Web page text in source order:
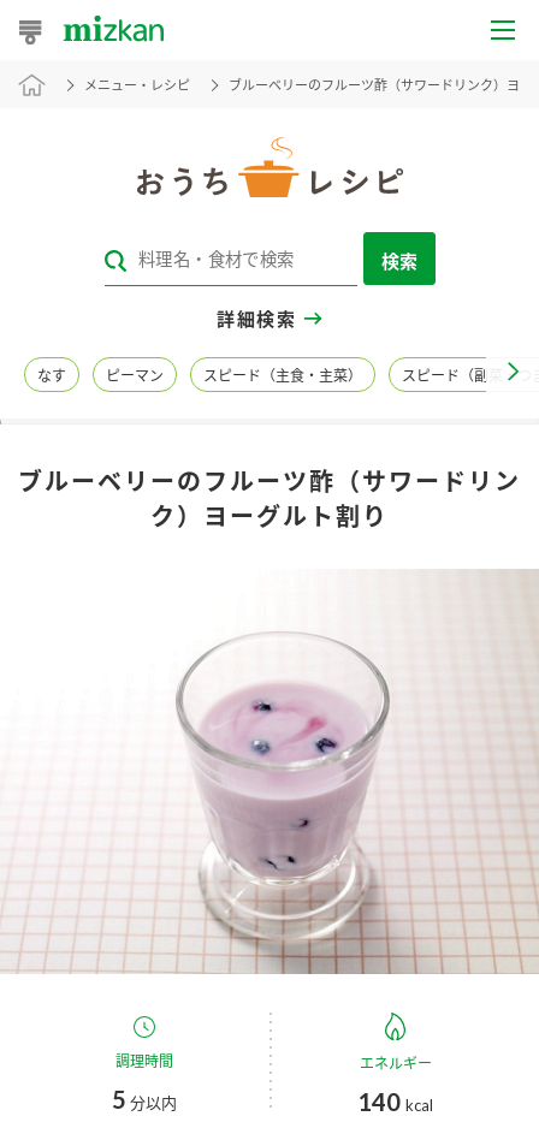
おうちレシピ
レシピカテゴリ一覧
レシピ名特集
商品情報
お酢ドリンク ぽん酢
みりん風・料理酒 鍋用調味料
たれ
スープ
ブランド・スペシャルサイト
ブランド・スペシャルサイト トップ
Fibee（ファイビー）
くらしプラ酢
カンタン酢
かおりの蔵
国内事業概要
ミツカングループについて
企業理念
ミツカンを知る
環境への取り組み
メニュー・レシピ ブルーベリーのフルーツ酢（サワードリンク）ヨー
検索
詳細検索
なす ピーマン スピード（主食・主菜） スピード（副菜・つ
ブルーベリーのフルーツ酢（サワードリン
ク）ヨーグルト割り
調理時間
5 分以内
エネルギー
140 kcal